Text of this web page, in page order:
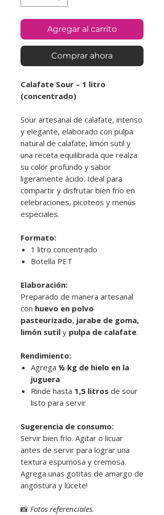
Agregar al carrito
Comprar ahora
Calafate Sour – 1 litro
(concentrado)
Sour artesanal de calafate, intenso
y elegante, elaborado con pulpa
natural de calafate, limón sutil y
una receta equilibrada que realza
su color profundo y sabor
ligeramente ácido. Ideal para
compartir y disfrutar bien frío en
celebraciones, picoteos y menús
especiales.
Formato:
1 litro concentrado
Botella PET
Elaboración:
Preparado de manera artesanal
con huevo en polvo
pasteurizado, jarabe de goma,
limón sutil y pulpa de calafate.
Rendimiento:
Agrega ½ kg de hielo en la
juguera
Rinde hasta 1,5 litros de sour
listo para servir
Sugerencia de consumo:
Servir bien frío. Agitar o licuar
antes de servir para lograr una
textura espumosa y cremosa.
Agrega unas gotitas de amargo de
angostura y lúcete!
📸 Fotos referenciales.